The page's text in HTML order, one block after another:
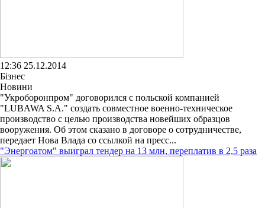
12:36 25.12.2014
Бізнес
Новини
"Укроборонпром" договорился с польской компанией
"LUBAWA S.A." создать совместное военно-техническое
производство с целью производства новейших образцов
вооружения. Об этом сказано в договоре о сотрудничестве,
передает Нова Влада со ссылкой на пресс...
"Энергоатом" выиграл тендер на 13 млн, переплатив в 2,5 раза